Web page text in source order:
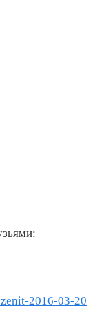
2016-03-20